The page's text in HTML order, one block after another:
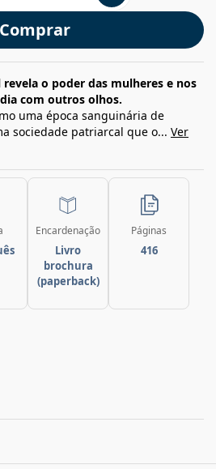
Comprar
o poder das mulheres e nos
com outros olhos.
uma época sanguinária de
sociedade patriarcal que o... Ver
Encardenação
Livro
brochura
(paperback)
Páginas
416